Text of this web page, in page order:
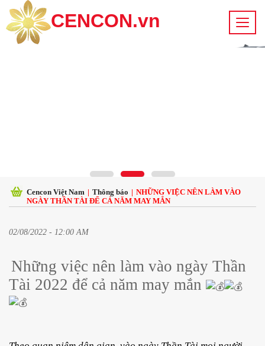
CENCON.vn
Cencon Việt Nam | Thông báo | NHỮNG VIỆC NÊN LÀM VÀO
NGÀY THẦN TÀI ĐỂ CẢ NĂM MAY MẮN
02/08/2022 - 12:00 AM
Những việc nên làm vào ngày Thần
Tài 2022 để cả năm may mắn